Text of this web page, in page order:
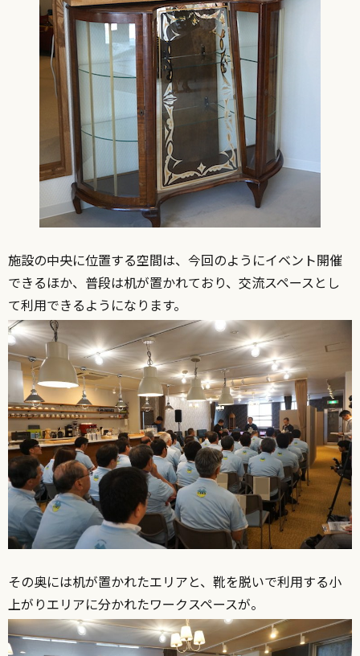
施設の中央に位置する空間は、今回のようにイベント開催
できるほか、普段は机が置かれており、交流スペースとし
て利用できるようになります。
その奥には机が置かれたエリアと、靴を脱いで利用する小
上がりエリアに分かれたワークスペースが。